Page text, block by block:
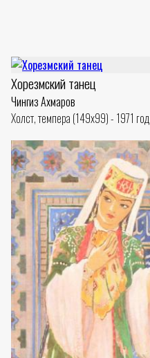
Хорезмский танец
Чингиз Ахмаров
Холст, темпера (149x99) - 1971 год